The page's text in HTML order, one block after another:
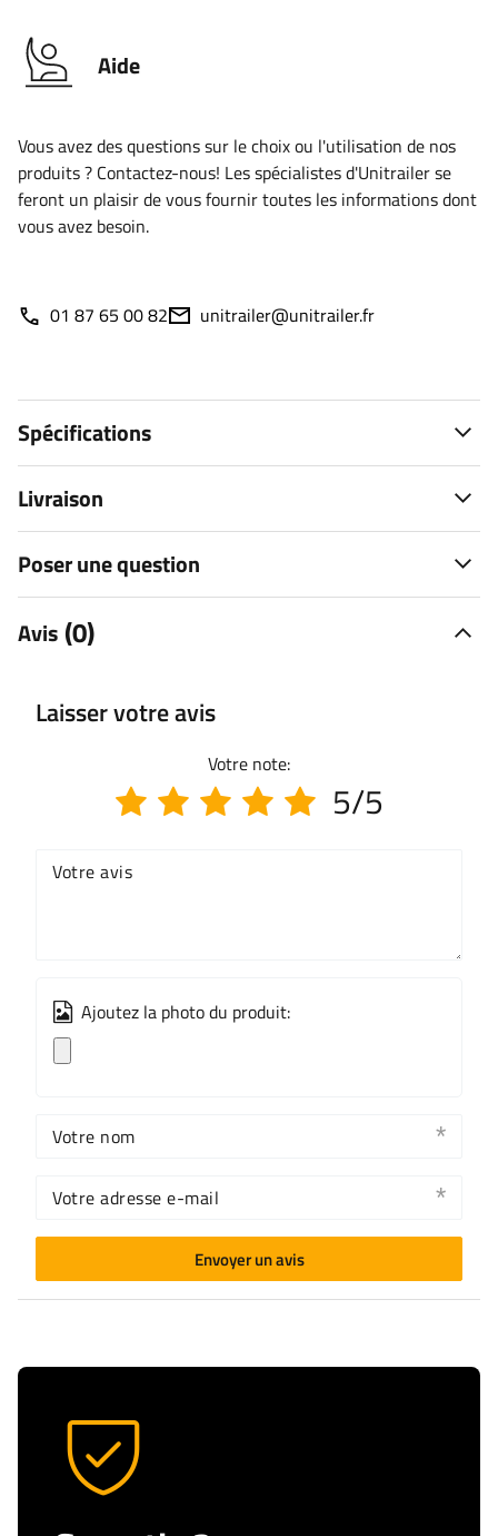
Aide
Vous avez des questions sur le choix ou l'utilisation de nos
produits ? Contactez-nous! Les spécialistes d'Unitrailer se
feront un plaisir de vous fournir toutes les informations dont
vous avez besoin.
01 87 65 00 82 unitrailer@unitrailer.fr
Spécifications
Livraison
Poser une question
Avis (0)
Laisser votre avis
Votre note:
5/5
Votre avis
Ajoutez la photo du produit:
Votre nom
Votre adresse e-mail
Envoyer un avis